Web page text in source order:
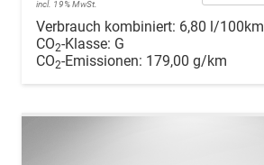
incl. 19% MwSt.
Verbrauch kombiniert: 6,80 l/100km
CO2-Klasse: G
CO2-Emissionen: 179,00 g/km